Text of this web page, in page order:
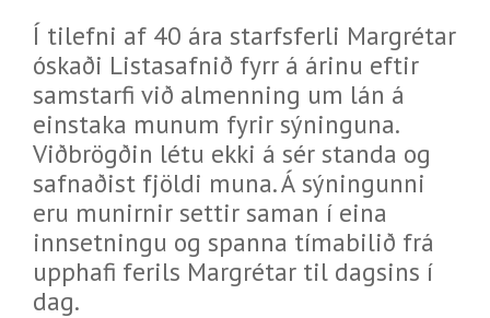
Í tilefni af 40 ára starfsferli Margrétar
óskaði Listasafnið fyrr á árinu eftir
samstarfi við almenning um lán á
einstaka munum fyrir sýninguna.
Viðbrögðin létu ekki á sér standa og
safnaðist fjöldi muna. Á sýningunni
eru munirnir settir saman í eina
innsetningu og spanna tímabilið frá
upphafi ferils Margrétar til dagsins í
dag.